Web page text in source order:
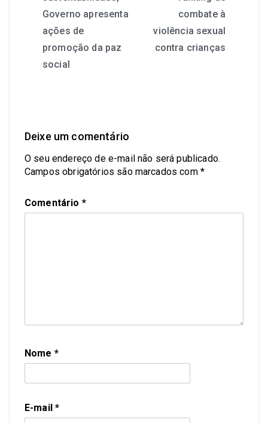
Governo apresenta
ações de
promoção da paz
social
combate à
violência sexual
contra crianças
Deixe um comentário
O seu endereço de e-mail não será publicado.
Campos obrigatórios são marcados com *
Comentário *
Nome *
E-mail*